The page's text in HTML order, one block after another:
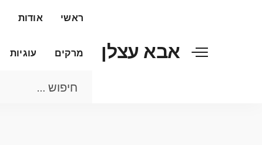
אבא עצלן
ראשי אודות
מרקים עוגיות